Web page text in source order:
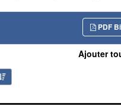
PDF
Ajouter